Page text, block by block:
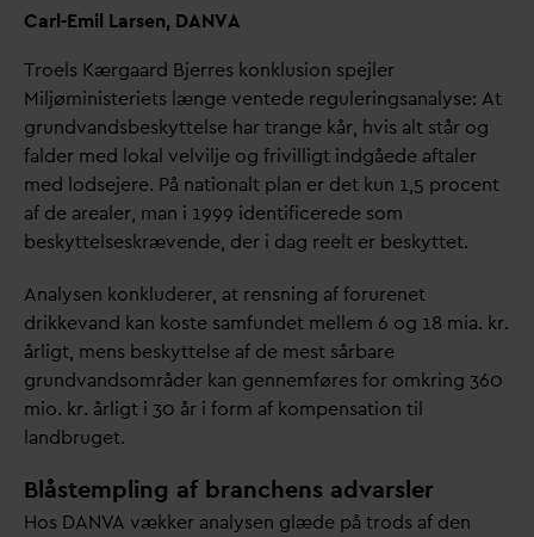
Carl-Emil Larsen, DANVA
Troels Kærgaard Bjerres konklusion spejler
Miljøministeriets længe ventede reguleringsanalyse: At
grundvandsbeskyttelse har trange kår, hvis alt står og
falder med lokal velvilje og frivilligt indgåede aftaler
med lodsejere. På nationalt plan er det kun 1,5 procent
af de arealer, man i 1999 identificerede som
beskyttelseskrævende, der i dag reelt er beskyttet.
Analysen konkluderer, at rensning af forurenet
drikkevand kan koste samfundet mellem 6 og 18 mia. kr.
årligt, mens beskyttelse af de mest sårbare
grundvandsområder kan gennemføres for omkring 360
mio. kr. årligt i 30 år i form af kompensation til
landbruget.
Blåstempling af branchens advarsler
Hos DANVA vækker analysen glæde på trods af den